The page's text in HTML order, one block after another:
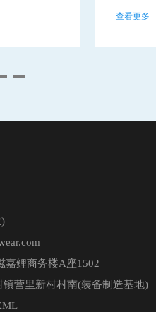
查看更多+
嘉鲤商务楼A座1502
营里新村村南(装备制造基地)